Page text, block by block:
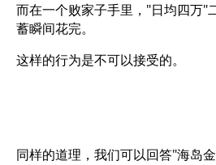
而在一个败家子手里，"日均四万"
蓄瞬间花完。
这样的行为是不可以接受的。
同样的道理，我们可以回答"海岛金